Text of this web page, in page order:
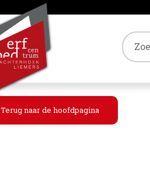
Terug naar de hoofdpagina